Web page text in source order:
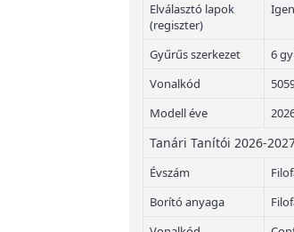
Elválasztó lapok
(regiszter)
Igen
Gyűrűs szerkezet
6
Vonalkód
Modell éve
Tanári Tanítói 2026-
Évszám
Borító anyaga